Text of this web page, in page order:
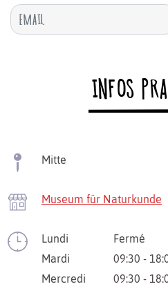
INFOS
Mitte
Museum für Naturkunde
Lundi
Fermé
Mardi
09:30 -
Mercredi
09:30 -